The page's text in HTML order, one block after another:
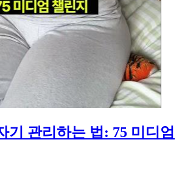
기 관리하는 법: 75 미디엄